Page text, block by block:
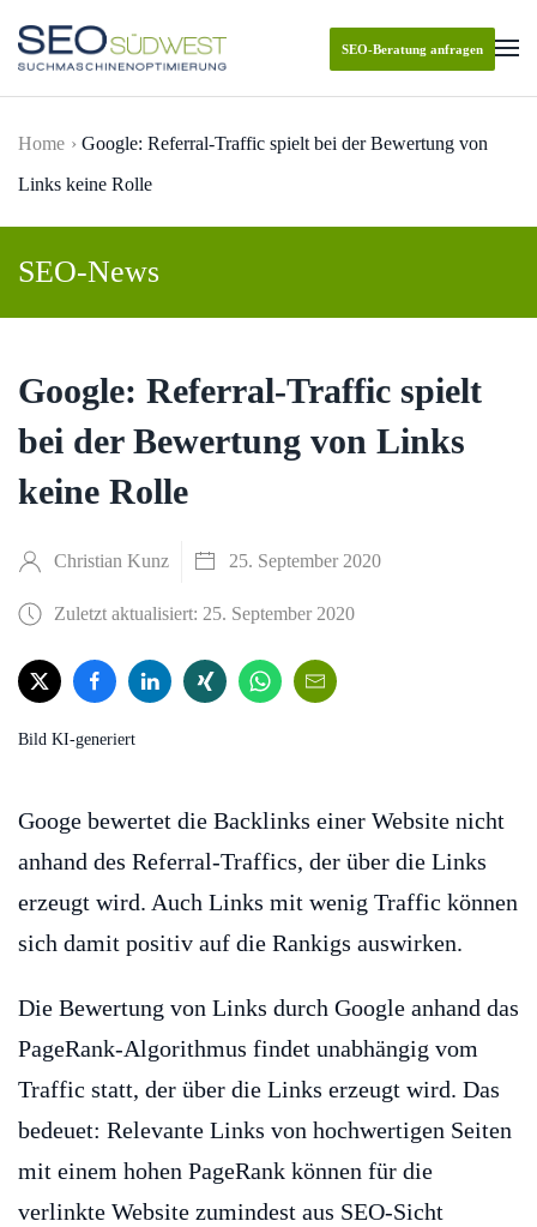
Skip to main content
SEO-Beratung anfragen
Home
Google: Referral-Traffic spielt bei der Bewertung von
Links keine Rolle
SEO-News
Google: Referral-Traffic spielt
bei der Bewertung von Links
keine Rolle
Christian Kunz 25. September 2020
Zuletzt aktualisiert: 25. September 2020
Bild KI-generiert
Googe bewertet die Backlinks einer Website nicht
anhand des Referral-Traffics, der über die Links
erzeugt wird. Auch Links mit wenig Traffic können
sich damit positiv auf die Rankigs auswirken.
Die Bewertung von Links durch Google anhand das
PageRank-Algorithmus findet unabhängig vom
Traffic statt, der über die Links erzeugt wird. Das
bedeuet: Relevante Links von hochwertigen Seiten
mit einem hohen PageRank können für die
verlinkte Website zumindest aus SEO-Sicht